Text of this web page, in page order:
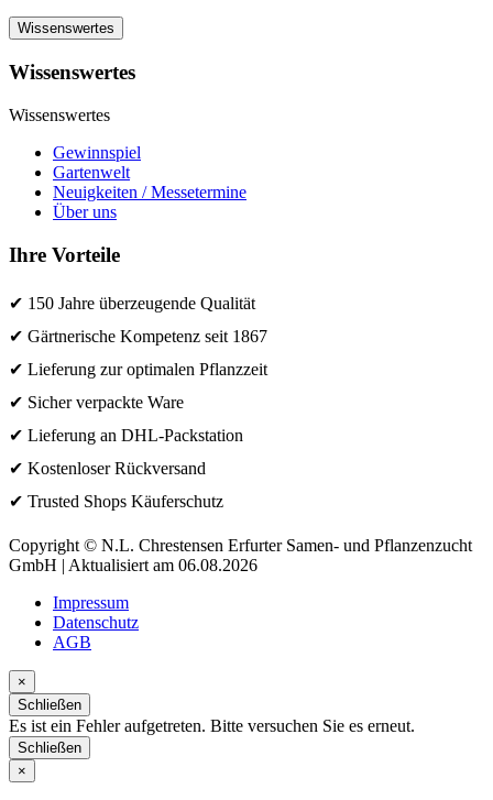
Wissenswertes
Wissenswertes
Wissenswertes
Gewinnspiel
Gartenwelt
Neuigkeiten / Messetermine
Über uns
Ihre Vorteile
✔ 150 Jahre überzeugende Qualität
✔ Gärtnerische Kompetenz seit 1867
✔ Lieferung zur optimalen Pflanzzeit
✔ Sicher verpackte Ware
✔ Lieferung an DHL-Packstation
✔ Kostenloser Rückversand
✔ Trusted Shops Käuferschutz
Copyright © N.L. Chrestensen Erfurter Samen- und Pflanzenzucht
GmbH | Aktualisiert am 06.08.2026
Impressum
Datenschutz
AGB
×
Schließen
Es ist ein Fehler aufgetreten. Bitte versuchen Sie es erneut.
Schließen
×